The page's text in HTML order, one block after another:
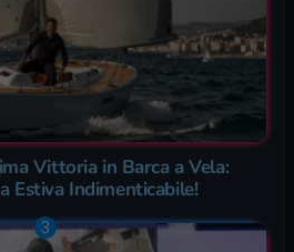
Vittoria in Barca a Vela:
Estiva Indimenticabile!